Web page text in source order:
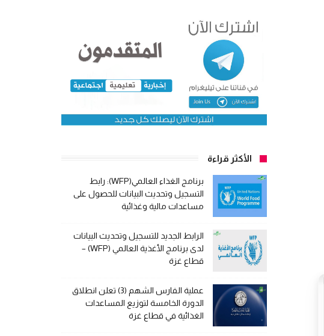
الأكثر قراءة
برنامج الغذاء العالمي(WFP): رابط
التسجيل وتحديث البيانات للحصول على
مساعدات مالية وغذائية
الرابط الجديد للتسجيل وتحديث البيانات
لدى برنامج الأغذية العالمي (WFP) –
قطاع غزة
عملية الفارس الشهم (3) تعلن انطلاق
الدورة الخامسة لتوزيع المساعدات
الغذائية في قطاع غزة